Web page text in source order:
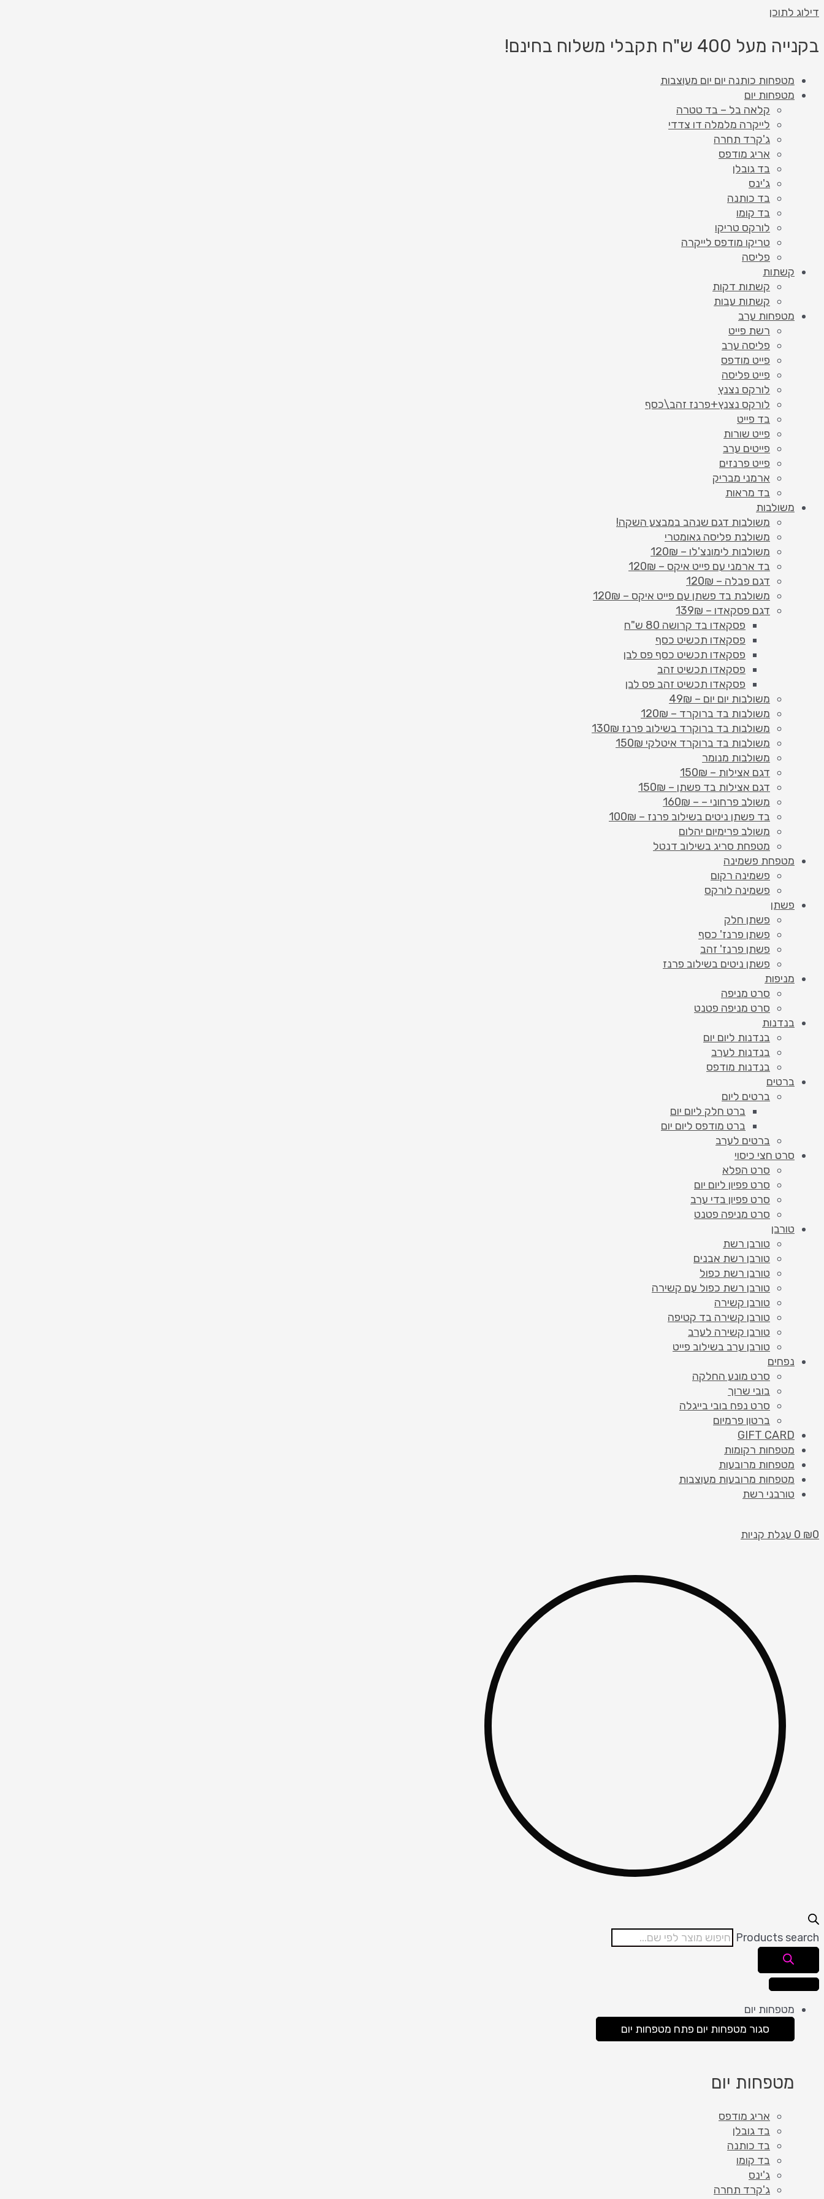
דילוג לתוכן
בקנייה מעל 400 ש"ח תקבלי משלוח בחינם!
מטפחות כותנה יום יום מעוצבות
מטפחות יום
קלאה בל – בד טטרה
לייקרה מלמלה דו צדדי
ג'קרד תחרה
אריג מודפס
בד גובלן
ג'ינס
בד כותנה
בד קומו
לורקס טריקו
טריקו מודפס לייקרה
פליסה
קשתות
קשתות דקות
קשתות עבות
מטפחות ערב
רשת פייט
פליסה ערב
פייט מודפס
פייט פליסה
לורקס נצנץ
לורקס נצנץ+פרנז זהב\כסף
בד פייט
פייט שורות
פייטים ערב
פייט פרנזים
ארמני מבריק
בד מראות
משולבות
משולבות דגם שנהב במבצע השקה!
משולבת פליסה גאומטרי
משולבות לימונצ'לו – 120₪
בד ארמני עם פייט איקס – 120₪
דגם פבלה – 120₪
משולבת בד פשתן עם פייט איקס – 120₪
דגם פסקאדו – 139₪
פסקאדו בד קרושה 80 ש"ח
פסקאדו תכשיט כסף
פסקאדו תכשיט כסף פס לבן
פסקאדו תכשיט זהב
פסקאדו תכשיט זהב פס לבן
משולבות יום יום – 49₪
משולבות בד ברוקרד – 120₪
משולבות בד ברוקרד בשילוב פרנז 130₪
משולבות בד ברוקרד איטלקי 150₪
משולבות מנומר
דגם אצילות – 150₪
דגם אצילות בד פשתן – 150₪
משולב פרחוני – – 160₪
בד פשתן ניטים בשילוב פרנז – 100₪
משולב פרימיום יהלום
מטפחת סריג בשילוב דנטל
מטפחת פשמינה
פשמינה רקום
פשמינה לורקס
פשתן
פשתן חלק
פשתן פרנז' כסף
פשתן פרנז' זהב
פשתן ניטים בשילוב פרנז
מניפות
סרט מניפה
סרט מניפה פטנט
בנדנות
בנדנות ליום יום
בנדנות לערב
בנדנות מודפס
ברטים
ברטים ליום
ברט חלק ליום יום
ברט מודפס ליום יום
ברטים לערב
סרט חצי כיסוי
סרט הפלא
סרט פפיון ליום יום
סרט פפיון בדי ערב
סרט מניפה פטנט
טורבן
טורבן רשת
טורבן רשת אבנים
טורבן רשת כפול
טורבן רשת כפול עם קשירה
טורבן קשירה
טורבן קשירה בד קטיפה
טורבן קשירה לערב
טורבן ערב בשילוב פייט
נפחים
סרט מונע החלקה
בובי שרוך
סרט נפח בובי בייגלה
ברטון פרמיום
GIFT CARD
מטפחות רקומות
מטפחות מרובעות
מטפחות מרובעות מעוצבות
טורבני רשת
₪0
0 עגלת קניות
Products search
מטפחות יום
סגור מטפחות יום פתח מטפחות יום
מטפחות יום
אריג מודפס
בד גובלן
בד כותנה
בד קומו
ג'ינס
ג'קרד תחרה